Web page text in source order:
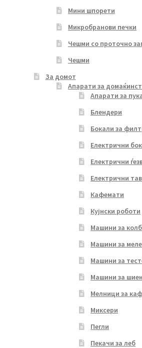
Мини шпорети
Микробранови печки
Чешми со проточно
Чешми
За домот
Апарати за
Апарати за
Блендери
Бокали за
Електрични
Електрични
Електрични
Кафемати
Кујнски роботи
Машини за
Машини за
Машини за
Машини за
Мелници за
Миксери
Пегли
Пекачи за леб